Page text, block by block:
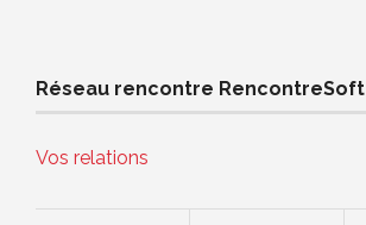
Réseau rencontre RencontreSoft
Vos relations